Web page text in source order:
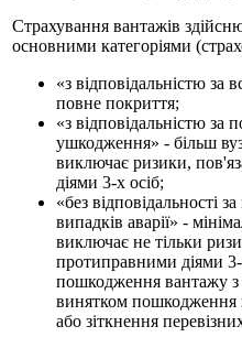
Страхування вантажів
основними категоріями
«з відповідальністю за
повне покриття;
«з відповідальністю за
ушкодження» - більш
виключає ризики,
діями 3-х осіб;
«без відповідальності
випадків аварії» -
виключає не тільки
протиправними діями 3-
пошкодження вантажу з
винятком пошкодження
або зіткнення